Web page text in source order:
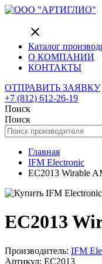
close
Каталог
О КОМПАНИИ
КОНТАКТЫ
ОТПРАВИТЬ ЗАЯВКУ
+7 (812) 612-26-19
Поиск
Поиск
Главная
IFM Electronic
EC2013 Wirable
EC2013
Производитель: IFM
Артикул: EC2013